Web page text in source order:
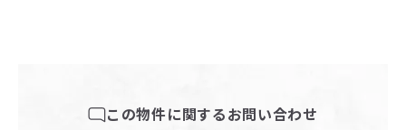
この物件に関するお問い合わせ